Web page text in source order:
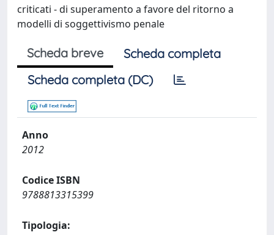
criticati - di superamento a favore del ritorno a
modelli di soggettivismo penale
Scheda breve
Scheda completa
Scheda completa (DC)
Anno
2012
Codice ISBN
9788813315399
Tipologia: